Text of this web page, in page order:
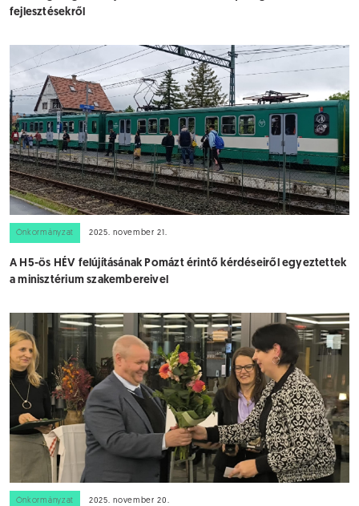
fejlesztésekről
Önkormányzat 2025. november 21.
A H5-ös HÉV felújításának Pomázt érintő kérdéseiről egyeztettek
a minisztérium szakembereivel
Önkormányzat 2025. november 20.